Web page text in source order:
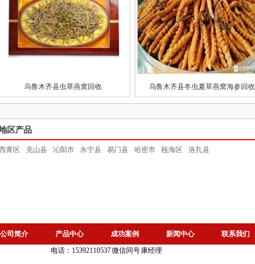
乌鲁木齐县虫草燕窝回收 乌鲁木齐县冬虫夏草燕窝海参回收
区产品
青区 克山县 沁阳市 永宁县 易门县 哈密市 瓯海区 洛扎县
公司简介 产品中心 成功案例 新闻中心 联系我们
电话：15392110537 微信同号 康经理